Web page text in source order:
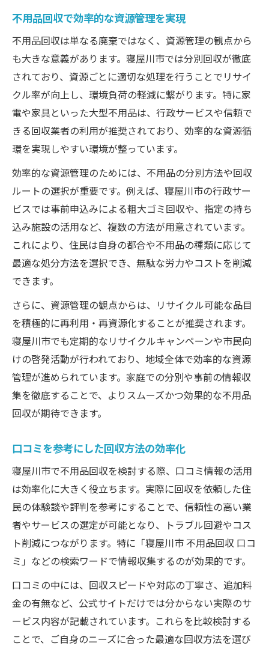
不用品回収で効率的な資源管理を実現
不用品回収は単なる廃棄ではなく、資源管理の観点から
も大きな意義があります。寝屋川市では分別回収が徹底
されており、資源ごとに適切な処理を行うことでリサイ
クル率が向上し、環境負荷の軽減に繋がります。特に家
電や家具といった大型不用品は、行政サービスや信頼で
きる回収業者の利用が推奨されており、効率的な資源循
環を実現しやすい環境が整っています。
効率的な資源管理のためには、不用品の分別方法や回収
ルートの選択が重要です。例えば、寝屋川市の行政サー
ビスでは事前申込みによる粗大ゴミ回収や、指定の持ち
込み施設の活用など、複数の方法が用意されています。
これにより、住民は自身の都合や不用品の種類に応じて
最適な処分方法を選択でき、無駄な労力やコストを削減
できます。
さらに、資源管理の観点からは、リサイクル可能な品目
を積極的に再利用・再資源化することが推奨されます。
寝屋川市でも定期的なリサイクルキャンペーンや市民向
けの啓発活動が行われており、地域全体で効率的な資源
管理が進められています。家庭での分別や事前の情報収
集を徹底することで、よりスムーズかつ効果的な不用品
回収が期待できます。
口コミを参考にした回収方法の効率化
寝屋川市で不用品回収を検討する際、口コミ情報の活用
は効率化に大きく役立ちます。実際に回収を依頼した住
民の体験談や評判を参考にすることで、信頼性の高い業
者やサービスの選定が可能となり、トラブル回避やコス
ト削減につながります。特に「寝屋川市 不用品回収 口コ
ミ」などの検索ワードで情報収集するのが効果的です。
口コミの中には、回収スピードや対応の丁寧さ、追加料
金の有無など、公式サイトだけでは分からない実際のサ
ービス内容が記載されています。これらを比較検討する
ことで、ご自身のニーズに合った最適な回収方法を選び